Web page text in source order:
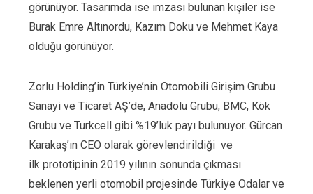
görünüyor. Tasarımda ise imzası bulunan kişiler ise
Burak Emre Altınordu, Kazım Doku ve Mehmet Kaya
olduğu görünüyor.
Zorlu Holding’in Türkiye’nin Otomobili Girişim Grubu
Sanayi ve Ticaret AŞ’de, Anadolu Grubu, BMC, Kök
Grubu ve Turkcell gibi %19’luk payı bulunuyor. Gürcan
Karakaş’ın CEO olarak görevlendirildiği ve
ilk prototipinin 2019 yılının sonunda çıkması
beklenen yerli otomobil projesinde Türkiye Odalar ve